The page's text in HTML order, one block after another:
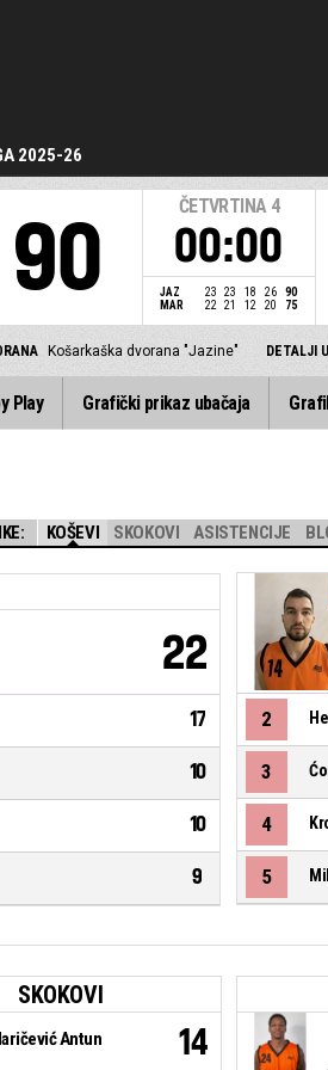
2025-26
90
ČETVRTINA 4
00:00
JAZ 23 23 18 26
90
MAR
22 21 12 20 75
Košarkaška dvorana "Jazine" DETALJI
Play Grafički prikaz ubačaja
KOŠEVI SKOKOVI ASISTENCIJE
22
17
10
10
9
2
3
4
5
SKOKOVI
Antun 14